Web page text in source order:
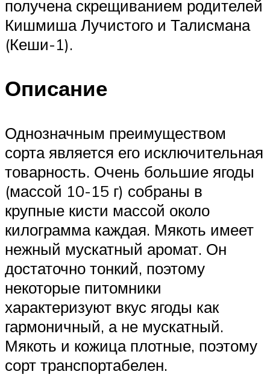
получена скрещиванием родителей
Кишмиша Лучистого и Талисмана
(Кеши-1).
Описание
Однозначным преимуществом
сорта является его исключительная
товарность. Очень большие ягоды
(массой 10-15 г) собраны в
крупные кисти массой около
килограмма каждая. Мякоть имеет
нежный мускатный аромат. Он
достаточно тонкий, поэтому
некоторые питомники
характеризуют вкус ягоды как
гармоничный, а не мускатный.
Мякоть и кожица плотные, поэтому
сорт транспортабелен.